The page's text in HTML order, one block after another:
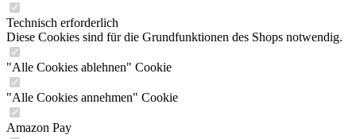
Technisch erforderlich
Diese Cookies sind für die Grundfunktionen des Shops notwendig.
"Alle Cookies ablehnen" Cookie
"Alle Cookies annehmen" Cookie
Amazon Pay